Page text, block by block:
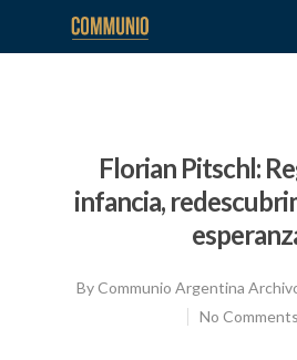
Florian Pitschl:
infancia,
ByCommunio Argentina
No Comments